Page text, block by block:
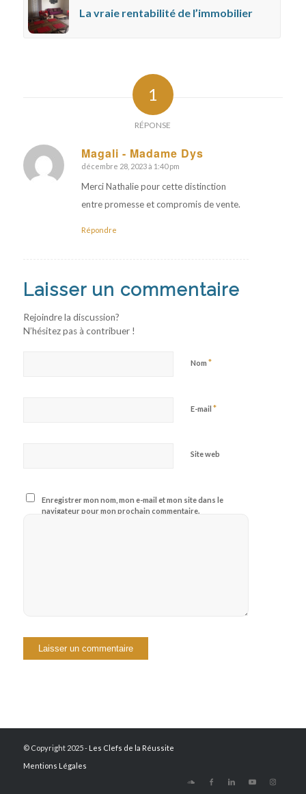
La vraie rentabilité de l’immobilier
1
RÉPONSE
Magali - Madame Dys
dit
décembre 28, 2023 à 1:40 pm
Merci Nathalie pour cette distinction
entre promesse et compromis de vente.
Répondre
Laisser un commentaire
Rejoindre la discussion?
N’hésitez pas à contribuer !
Nom *
E-mail *
Site web
Enregistrer mon nom, mon e-mail et mon site dans le
navigateur pour mon prochain commentaire.
© Copyright 2025 - Les Clefs de la Réussite
Mentions Légales